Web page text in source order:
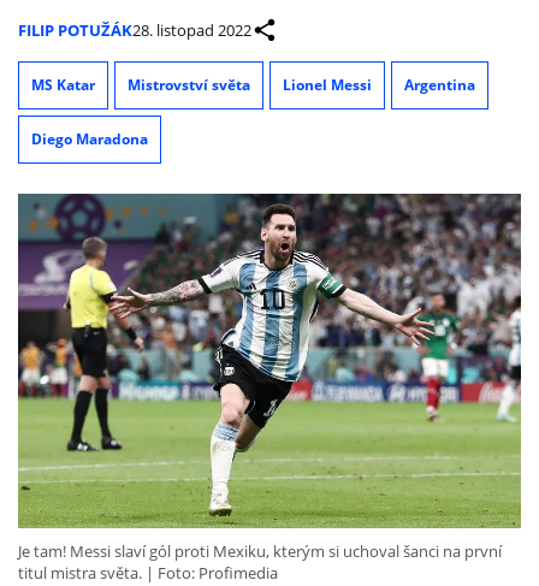
FILIP POTUŽÁK28. listopad 2022
MS Katar Mistrovství světa Lionel Messi Argentina
Diego Maradona
Je tam! Messi slaví gól proti Mexiku, kterým si uchoval šanci na první
titul mistra světa.
Foto: Profimedia